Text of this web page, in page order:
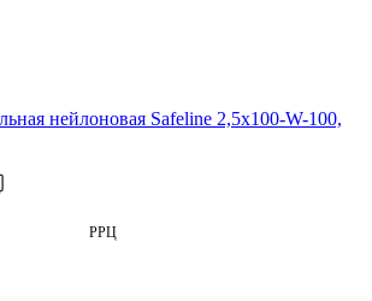
нейлоновая Safeline 2,5x100-W-100,
РРЦ